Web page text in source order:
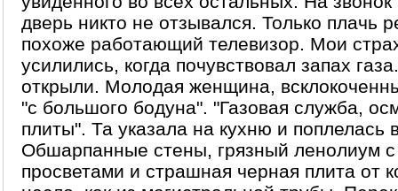
дверь никто не отзывался. Только плачь
похоже работающий телевизор. Мои
усилились, когда почувствовал запах
открыли. Молодая женщина,
"с большого бодуна". "Газовая служба,
плиты". Та указала на кухню и поплелась
Обшарпанные стены, грязный ленолиум
просветами и страшная черная плита от